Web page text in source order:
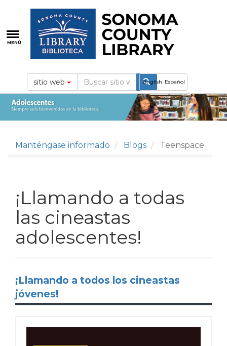
contenido
principal
MENÚ
English Español
sitio web
Manténgase informado Blogs Teenspace
¡Llamando a todas
las cineastas
adolescentes!
¡Llamando a todos los cineastas
jóvenes!